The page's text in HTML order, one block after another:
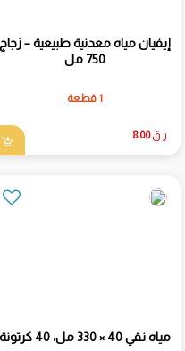
إيفيان مياه معدنية طبيعية – زجاج
750 مل
1 قطعة
ر.ق8.00
مياه نقي 40 × 330 مل، 40 كرتونة